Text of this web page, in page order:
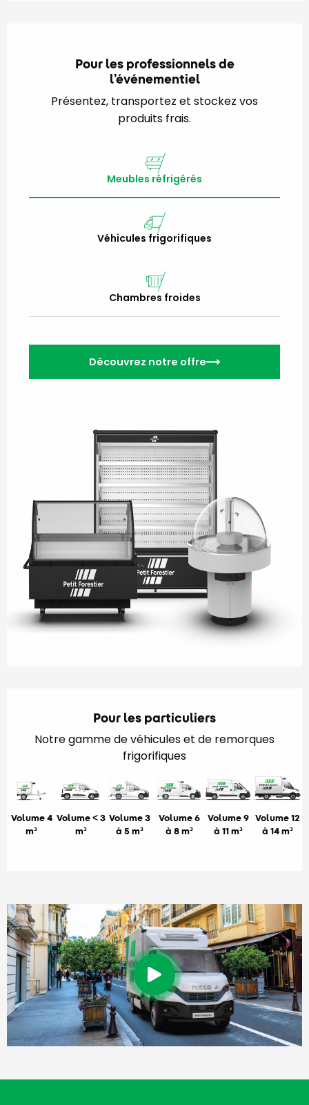
Pour les professionnels de
l’événementiel
Présentez, transportez et stockez vos
produits frais.
Meubles réfrigérés
Véhicules frigorifiques
Chambres froides
Découvrez notre offre
Pour les particuliers
Notre gamme de véhicules et de remorques
frigorifiques
Volume 4
m³
Volume < 3
m³
Volume 3
à 5 m³
Volume 6
à 8 m³
Volume 9
à 11 m³
Volume 12
à 14 m³